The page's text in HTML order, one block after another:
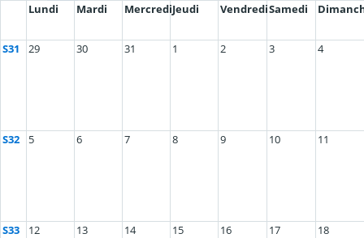
Lundi
Mardi MercrediJeudi VendrediSamedi
S31 29 30 31 1 2 3 4
S32 5 6 7 8 9 10 11
S33 12 13 14 15 16 17 18